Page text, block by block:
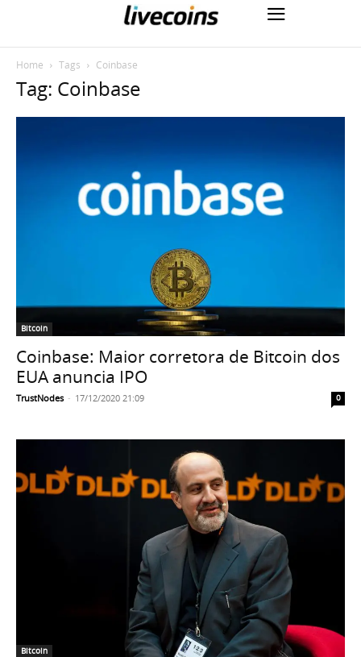
Home Tags Coinbase
Tag: Coinbase
Bitcoin
Coinbase: Maior corretora de Bitcoin dos
EUA anuncia IPO
TrustNodes - 17/12/2020 21:09 0
Bitcoin